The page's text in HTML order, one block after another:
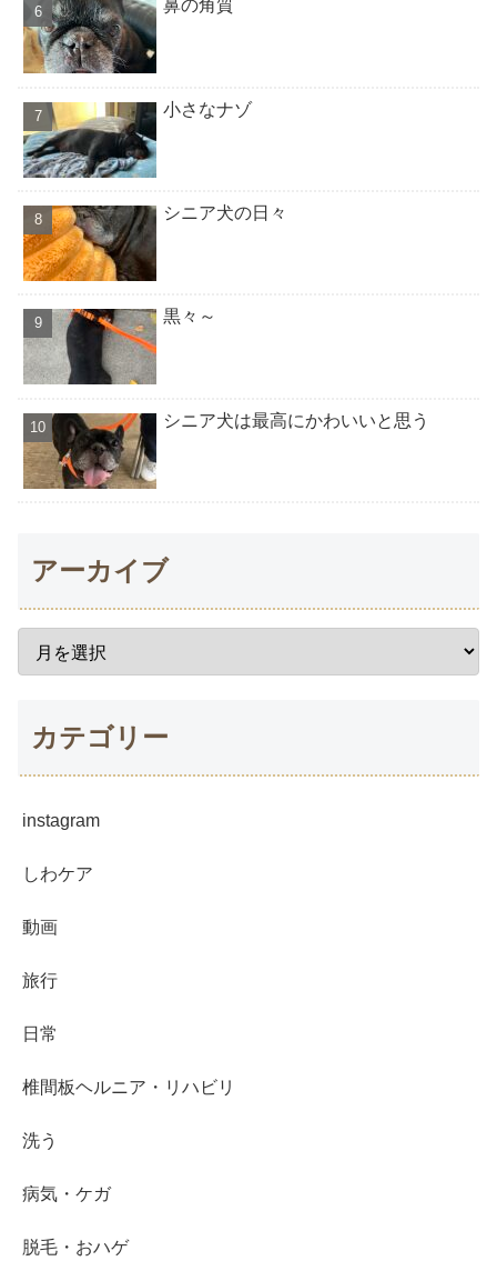
鼻の角質
小さなナゾ
シニア犬の日々
黒々～
シニア犬は最高にかわいいと思う
アーカイブ
カテゴリー
instagram
しわケア
動画
旅行
日常
椎間板ヘルニア・リハビリ
洗う
病気・ケガ
脱毛・おハゲ